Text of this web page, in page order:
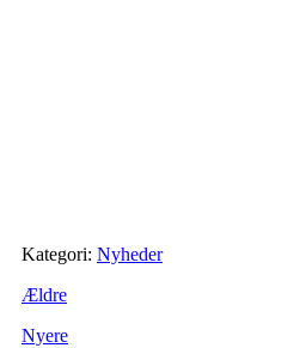
Kategori: Nyheder
Ældre
Nyere